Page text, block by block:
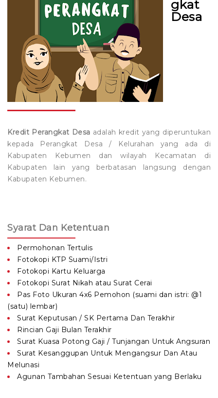
Tamades Haji / Umroh
Tamades Pelajar
Deposito Berjangka
Kredit Perangkat Desa
Kredit Profesi
Kredit Lembaga
Kredit Mikro Bersama
Kredit Grace Period
Kredit Air Jamas
Formulir Kredit
Stake Holder
PPID
Kumpulan Logo
Pembukaan Rekening Tabungan
Pembukaan Rekening Deposito
Pengajuan Kredit
Simulasi Kredit
Lowongan Kerja
Download Surat Pernyataan
gkat
Desa
Kredit Perangkat Desa adalah kredit yang diperuntukan
kepada Perangkat Desa / Kelurahan yang ada di
Kabupaten Kebumen dan wilayah Kecamatan di
Kabupaten lain yang berbatasan langsung dengan
Kabupaten Kebumen.
Syarat Dan Ketentuan
Permohonan Tertulis
Fotokopi KTP Suami/Istri
Fotokopi Kartu Keluarga
Fotokopi Surat Nikah atau Surat Cerai
Pas Foto Ukuran 4x6 Pemohon (suami dan istri: @1
(satu) lembar)
Surat Keputusan / SK Pertama Dan Terakhir
Rincian Gaji Bulan Terakhir
Surat Kuasa Potong Gaji / Tunjangan Untuk Angsuran
Surat Kesanggupan Untuk Mengangsur Dan Atau
Melunasi
Agunan Tambahan Sesuai Ketentuan yang Berlaku